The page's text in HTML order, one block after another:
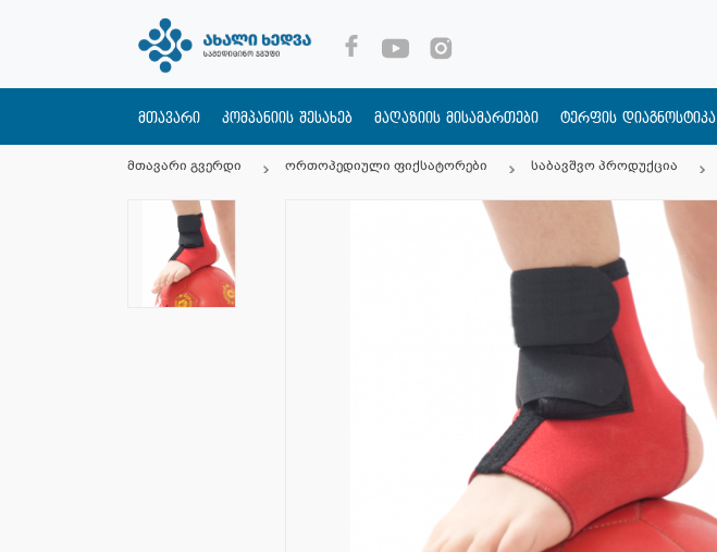
მთავარი კომპანიის შესახებ მაღაზიის მისამართები ტერფის დიაგნოსტიკა
მთავარი გვერდი ორთოპედიული ფიქსატორები საბავშვო პროდუქცია